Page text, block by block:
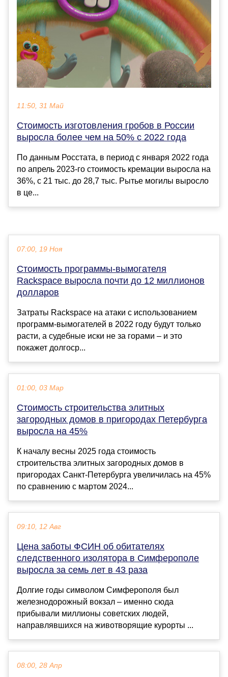
11:50, 31 Май
Стоимость изготовления гробов в России
выросла более чем на 50% с 2022 года
По данным Росстата, в период с января 2022 года
по апрель 2023-го стоимость кремации выросла на
36%, с 21 тыс. до 28,7 тыс. Рытье могилы выросло
в це...
07:00, 19 Ноя
Стоимость программы-вымогателя
Rackspace выросла почти до 12 миллионов
долларов
Затраты Rackspace на атаки с использованием
программ-вымогателей в 2022 году будут только
расти, а судебные иски не за горами – и это
покажет долгоср...
01:00, 03 Мар
Стоимость строительства элитных
загородных домов в пригородах Петербурга
выросла на 45%
К началу весны 2025 года стоимость
строительства элитных загородных домов в
пригородах Санкт-Петербурга увеличилась на 45%
по сравнению с мартом 2024...
09:10, 12 Авг
Цена заботы ФСИН об обитателях
следственного изолятора в Симферополе
выросла за семь лет в 43 раза
Долгие годы символом Симферополя был
железнодорожный вокзал – именно сюда
прибывали миллионы советских людей,
направлявшихся на животворящие курорты ...
08:00, 28 Апр